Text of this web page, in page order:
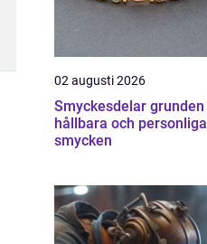
02 augusti 2026
Smyckesdelar grunden för
hållbara och personliga
smycken